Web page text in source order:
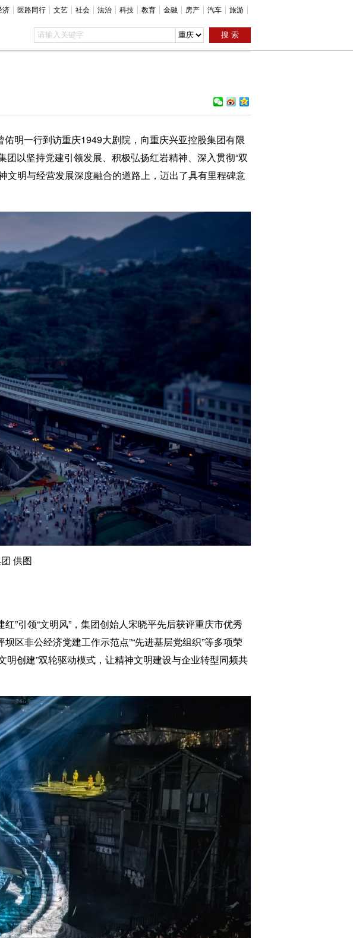
济 医路同行 文艺 社会 法治 科技 教育 金融 房产 汽车 旅游
明一行到访重庆1949大剧院，向重庆兴亚控股集团有限
以坚持党建引领发展、积极弘扬红岩精神、深入贯彻“双
文明与经营发展深度融合的道路上，迈出了具有里程碑意
供图
引领“文明风”，集团创始人宋晓平先后获评重庆市优秀
区非公经济党建工作示范点”“先进基层党组织”等多项荣
创建”双轮驱动模式，让精神文明建设与企业转型同频共